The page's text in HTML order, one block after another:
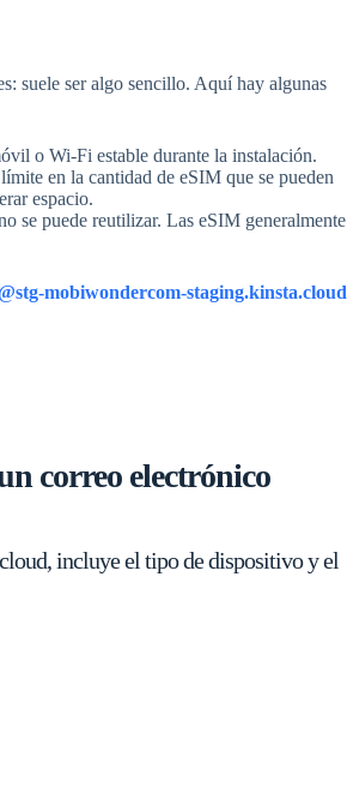
suele ser algo sencillo. Aquí hay algunas
o Wi-Fi estable durante la instalación.
en la cantidad de eSIM que se pueden
espacio.
se puede reutilizar. Las eSIM generalmente
mobiwondercom-staging.kinsta.cloud
correo electrónico
incluye el tipo de dispositivo y el